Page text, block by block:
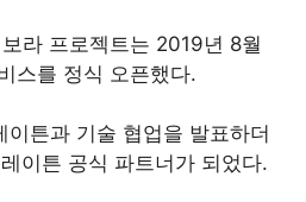
라 프로젝트는 2019년 8월
스를 정식 오픈했다.
튼과 기술 협업을 발표하더
이튼 공식 파트너가 되었다.